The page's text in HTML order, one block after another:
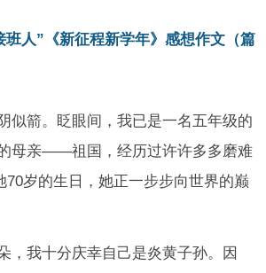
班人”《新征程新学年》感想作文（篇
似箭。眨眼间，我已是一名五年级的
母亲——祖国，经历过许许多多磨难
70岁的生日，她正一步步向世界的巅
，我十分庆幸自己是炎黄子孙。因